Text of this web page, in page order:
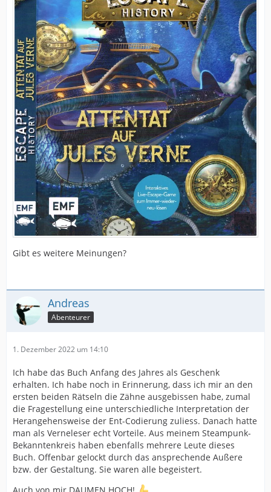
Gibt es weitere Meinungen?
Andreas
Abenteurer
1. Dezember 2022 um 14:10
Ich habe das Buch Anfang des Jahres als Geschenk
erhalten. Ich habe noch in Erinnerung, dass ich mir an den
ersten beiden Rätseln die Zähne ausgebissen habe, zumal
die Fragestellung eine unterschiedliche Interpretation der
Herangehensweise der Ent-Codierung zuliess. Danach hatte
man als Verneleser echt Vorteile. Aus meinem Steampunk-
Bekanntenkreis haben ebenfalls mehrere Leute dieses
Buch. Offenbar gelockt durch das ansprechende Außere
bzw. der Gestaltung. Sie waren alle begeistert.